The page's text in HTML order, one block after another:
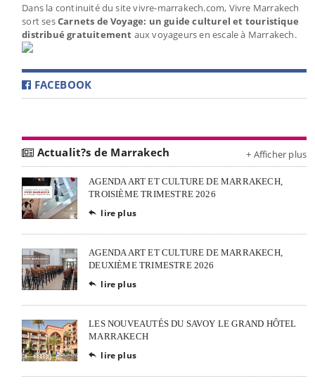
Dans la continuité du site vivre-marrakech.com, Vivre Marrakech
sort sesCarnets de Voyage: un guide culturel et touristique
distribué gratuitement aux voyageurs en escale à Marrakech.
FACEBOOK
Actualit?s de Marrakech + Afficher plus
AGENDA ART ET CULTURE DE MARRAKECH,
TROISIÈME TRIMESTRE 2026
 lire plus
AGENDA ART ET CULTURE DE MARRAKECH,
DEUXIÈME TRIMESTRE 2026
 lire plus
LES NOUVEAUTÉS DU SAVOY LE GRAND HÔTEL
MARRAKECH
 lire plus